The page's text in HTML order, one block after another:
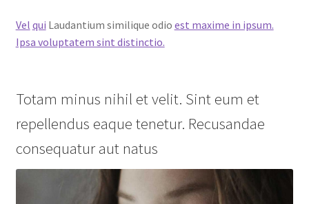
Vel qui Laudantium similique odio est maxime in ipsum.
Ipsa voluptatem sint distinctio.
Totam minus nihil et velit. Sint eum et
repellendus eaque tenetur. Recusandae
consequatur aut natus